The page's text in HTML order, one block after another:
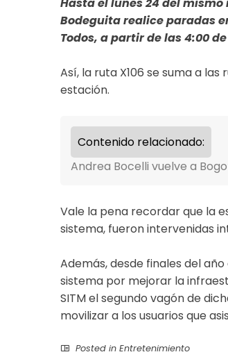
Bodeguita realice paradas
Todos, a partir de las 4:00
Así, la ruta X106 se suma a las
estación.
Contenido relacionado:
Andrea Bocelli vuelve a
Vale la pena recordar que la
sistema, fueron intervenidas
Además, desde finales del
sistema por mejorar la
SITM el segundo vagón de
movilizar a los usuarios que
Posted in Entretenimiento